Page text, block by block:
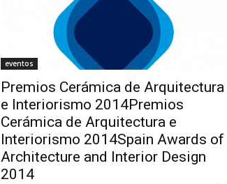
eventos
Premios Cerámica de Arquitectura
e Interiorismo 2014Premios
Cerámica de Arquitectura e
Interiorismo 2014Spain Awards of
Architecture and Interior Design
2014